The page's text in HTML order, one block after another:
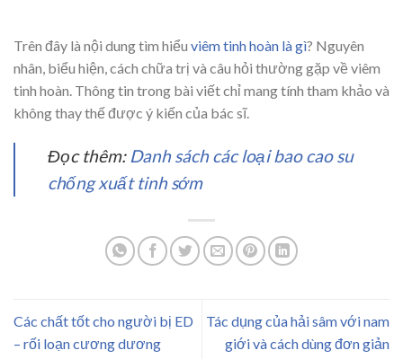
Trên đây là nội dung tìm hiểu viêm tinh hoàn là gì? Nguyên
nhân, biểu hiện, cách chữa trị và câu hỏi thường gặp về viêm
tinh hoàn. Thông tin trong bài viết chỉ mang tính tham khảo và
không thay thế được ý kiến của bác sĩ.
Đọc thêm: Danh sách các loại bao cao su
chống xuất tinh sớm
Các chất tốt cho người bị ED
– rối loạn cương dương
Tác dụng của hải sâm với nam
giới và cách dùng đơn giản